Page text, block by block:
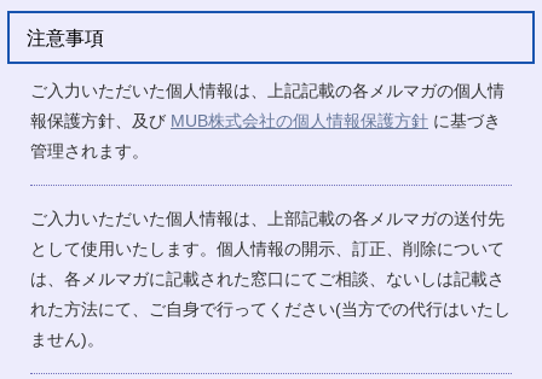
注意事項
ご入力いただいた個人情報は、上記記載の各メルマガの個人情
報保護方針、及び MUB株式会社の個人情報保護方針 に基づき
管理されます。
ご入力いただいた個人情報は、上部記載の各メルマガの送付先
として使用いたします。個人情報の開示、訂正、削除について
は、各メルマガに記載された窓口にてご相談、ないしは記載さ
れた方法にて、ご自身で行ってください(当方での代行はいたし
ません)。